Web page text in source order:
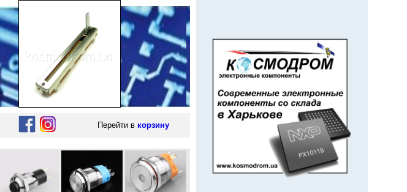
Перейти в корзину